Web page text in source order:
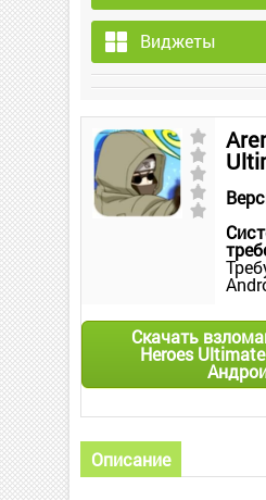
Виджеты
Скачать
Heroes
Описание